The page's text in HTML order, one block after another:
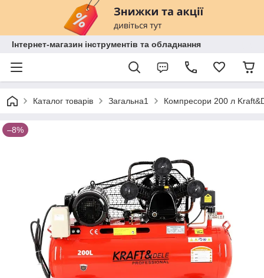
Інтернет-магазин інструментів та обладнання
Каталог товарів Загальна1 Компресори 200 л
–8%